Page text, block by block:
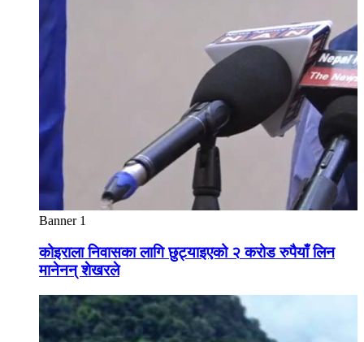
Banner 1
कोइराला निवासका लागि छुट्याइएको २ करोड रुपैयाँ लिन
मानेनन् शेखरले